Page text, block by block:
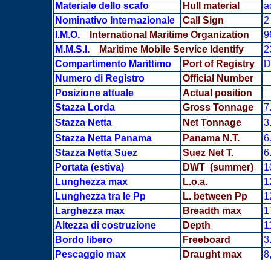
Materiale dello scafo
Hull material
Nominativo Internazionale
Call Sign
I.M.O.
International Maritime Organization
M.M.S.I.
Maritime Mobile Service Identify
Compartimento Marittimo
Port of Registry
Numero di Registro
Official Number
Posizione attuale
Actual position
Stazza Lorda
Gross Tonnage
Stazza Netta
Net Tonnage
Stazza Netta Panama
Panama N.T.
Stazza Netta Suez
Suez Net T.
Portata(estiva) DWT (summer)
Lunghezza max
L.o.a.
Lunghezza tra le Pp
L. between Pp
Larghezza max
Breadth max
Altezza di costruzione
Depth
Bordo libero
Freeboard
Pescaggio max
Draught max